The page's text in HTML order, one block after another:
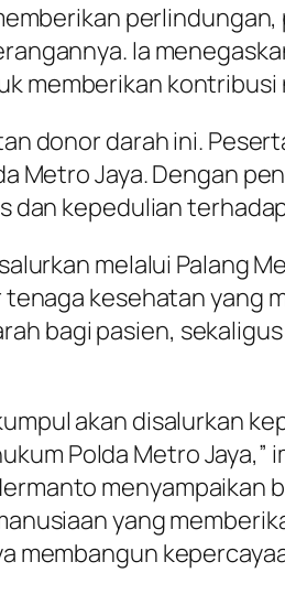
Ia
memberikan kontribusi
donor darah ini.
Metro Jaya. Dengan
kepedulian
melalui Palang
kesehatan yang
bagi pasien,
akan disalurkan
Polda Metro Jaya,”
menyampaikan
yang
membangun